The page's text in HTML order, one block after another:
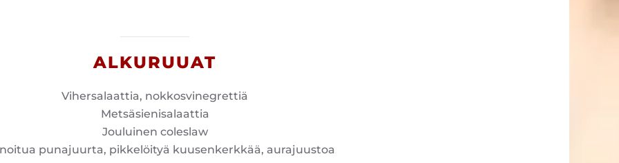
ALKURUUAT
Vihersalaattia, nokkosvinegrettiä
Metsäsienisalaattia
Jouluinen coleslaw
punajuurta, pikkelöityä kuusenkerkkää, aurajuustoa